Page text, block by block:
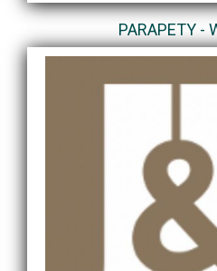
PARAPETY -